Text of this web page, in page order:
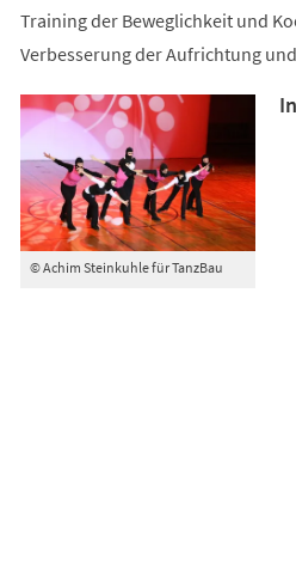
Training der Beweglichkeit und
Verbesserung der Aufrichtung
© Achim Steinkuhle für TanzBau